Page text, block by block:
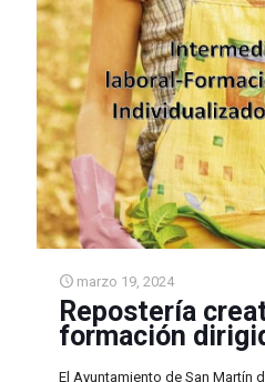
marzo 19, 2024
Repostería
formación
El Ayuntamiento de San Martín